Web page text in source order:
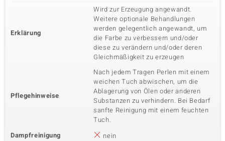
Erklärung
Wird zur Erzeugung angewandt.
Weitere optionale Behandlungen
werden gelegentlich angewandt, um
die Farbe zu verbessern und/oder
diese zu verändern und/oder deren
Gleichmäßigkeit zu erzeugen
Pflegehinweise
Nach jedem Tragen Perlen mit einem
weichen Tuch abwischen, um die
Ablagerung von Ölen oder anderen
Substanzen zu verhindern. Bei Bedarf
sanfte Reinigung mit einem feuchten
Tuch.
Dampfreinigung
nein